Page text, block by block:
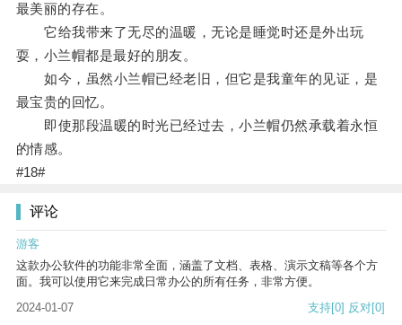
最美丽的存在。
它给我带来了无尽的温暖，无论是睡觉时还是外出玩
耍，小兰帽都是最好的朋友。
如今，虽然小兰帽已经老旧，但它是我童年的见证，是
最宝贵的回忆。
即使那段温暖的时光已经过去，小兰帽仍然承载着永恒
的情感。
#18#
评论
游客
这款办公软件的功能非常全面，涵盖了文档、表格、演示文稿等各个方
面。我可以使用它来完成日常办公的所有任务，非常方便。
2024-01-07
支持[0] 反对[0]